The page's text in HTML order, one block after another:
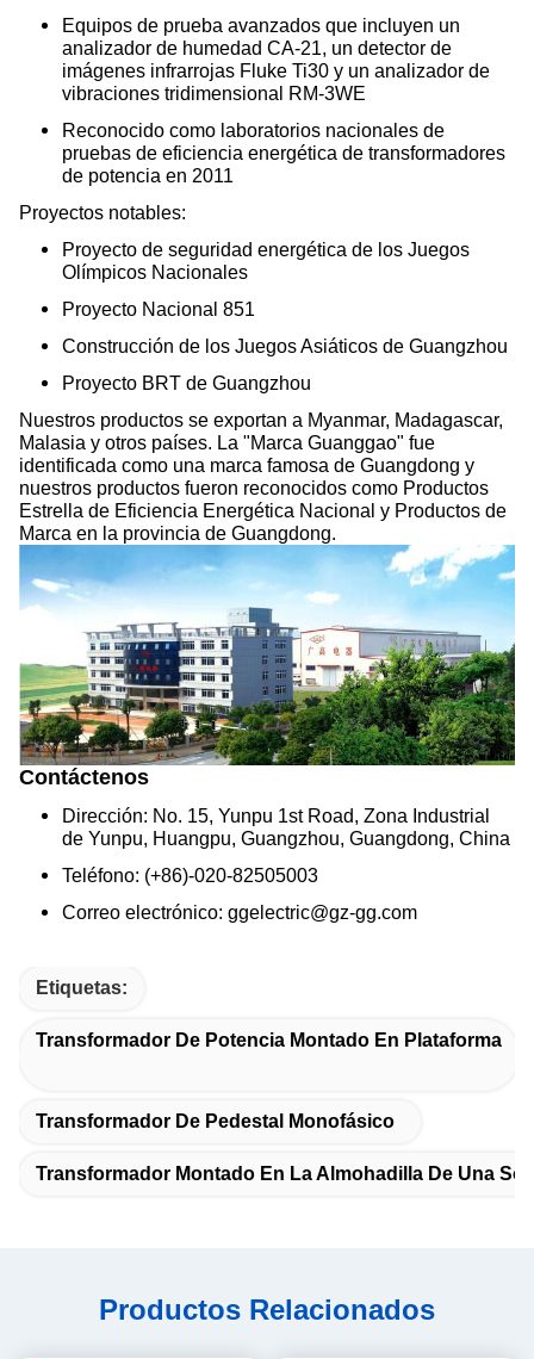
Equipos de prueba avanzados que incluyen un
analizador de humedad CA-21, un detector de
imágenes infrarrojas Fluke Ti30 y un analizador de
vibraciones tridimensional RM-3WE
Reconocido como laboratorios nacionales de
pruebas de eficiencia energética de transformadores
de potencia en 2011
Proyectos notables:
Proyecto de seguridad energética de los Juegos
Olímpicos Nacionales
Proyecto Nacional 851
Construcción de los Juegos Asiáticos de Guangzhou
Proyecto BRT de Guangzhou
Nuestros productos se exportan a Myanmar, Madagascar,
Malasia y otros países. La "Marca Guanggao" fue
identificada como una marca famosa de Guangdong y
nuestros productos fueron reconocidos como Productos
Estrella de Eficiencia Energética Nacional y Productos de
Marca en la provincia de Guangdong.
Contáctenos
Dirección: No. 15, Yunpu 1st Road, Zona Industrial
de Yunpu, Huangpu, Guangzhou, Guangdong, China
Teléfono: (+86)-020-82505003
Correo electrónico: ggelectric@gz-gg.com
Etiquetas:
Transformador De Potencia Montado En Plataforma
Transformador De Pedestal Monofásico
Transformador Montado En La Almohadilla De Una
Productos Relacionados